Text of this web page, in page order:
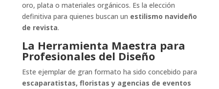
oro, plata o materiales orgánicos. Es la elección
definitiva para quienes buscan un estilismo navideño
de revista.
La Herramienta Maestra para
Profesionales del Diseño
Este ejemplar de gran formato ha sido concebido para
escaparatistas, floristas y agencias de eventos